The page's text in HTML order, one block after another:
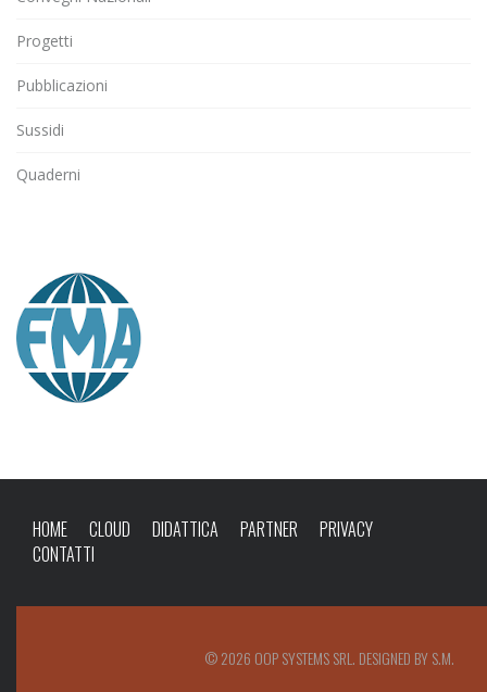
Progetti
Pubblicazioni
Sussidi
Quaderni
HOME CLOUD DIDATTICA PARTNER
PRIVACY
CONTATTI
© 2026 OOP SYSTEMS SRL. DESIGNED BY S.M.